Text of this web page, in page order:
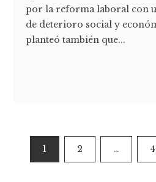
por la reforma laboral con
de deterioro social y
planteó también que...
Paginación
de
1 2 … 4